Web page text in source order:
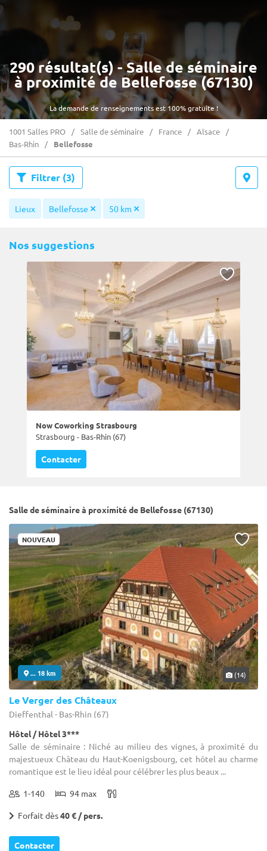
La demande de renseignements est 100% gratuite !
290 résultat(s) - Salle de séminaire
à proximité de Bellefosse (67130)
1001 Salles PRO Salle de séminaire France
Alsace
Bas-Rhin
Bellefosse
Filtrer (3)
Lieux Bellefosse 50 km
Nos suggestions
Now Coworking Strasbourg
Strasbourg - Bas-Rhin (67)
Contacter
Salle de séminaire à proximité de Bellefosse (67130)
NOUVEAU
... 18 km (14)
Le Verger des Châteaux
Dieffenthal - Bas-Rhin (67)
Hôtel / Hôtel 3***
Salle de séminaire : Niché au milieu des vignes, à proximité du
majestueux Château du Haut-Koenigsbourg, cet hôtel au charme
romantique est le lieu idéal pour célébrer les plus beaux ...
1-140 94 max
Forfait dès40 € / pers.
Contacter